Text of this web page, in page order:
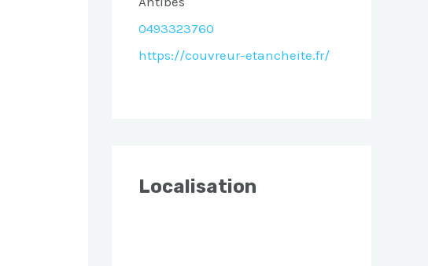
0493323760
https://couvreur-etancheite.fr/
Localisation